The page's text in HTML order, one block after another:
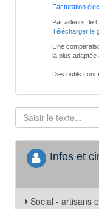
Facturation
Par ailleurs, le
Télécharger le
Une
la plus
Des outils
Infos et
Social - artisans